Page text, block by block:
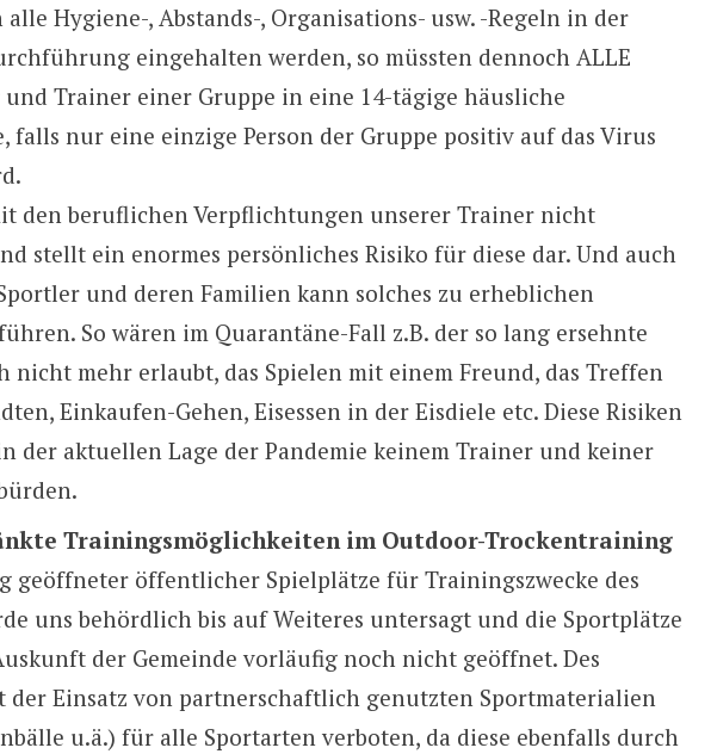
alle Hygiene-, Abstands-, Organisations- usw. -Regeln in der
eingehalten werden, so müssten dennoch ALLE
Trainer einer Gruppe in eine 14-tägige häusliche
falls nur eine einzige Person der Gruppe positiv auf das Virus
den beruflichen Verpflichtungen unserer Trainer nicht
stellt ein enormes persönliches Risiko für diese dar. Und auch
und deren Familien kann solches zu erheblichen
So wären im Quarantäne-Fall z.B. der so lang ersehnte
nicht mehr erlaubt, das Spielen mit einem Freund, das Treffen
Einkaufen-Gehen, Eisessen in der Eisdiele etc. Diese Risiken
der aktuellen Lage der Pandemie keinem Trainer und keiner
Trainingsmöglichkeiten im Outdoor-Trockentraining
geöffneter öffentlicher Spielplätze für Trainingszwecke des
uns behördlich bis auf Weiteres untersagt und die Sportplätze
der Gemeinde vorläufig noch nicht geöffnet. Des
der Einsatz von partnerschaftlich genutzten Sportmaterialien
u.ä.) für alle Sportarten verboten, da diese ebenfalls durch